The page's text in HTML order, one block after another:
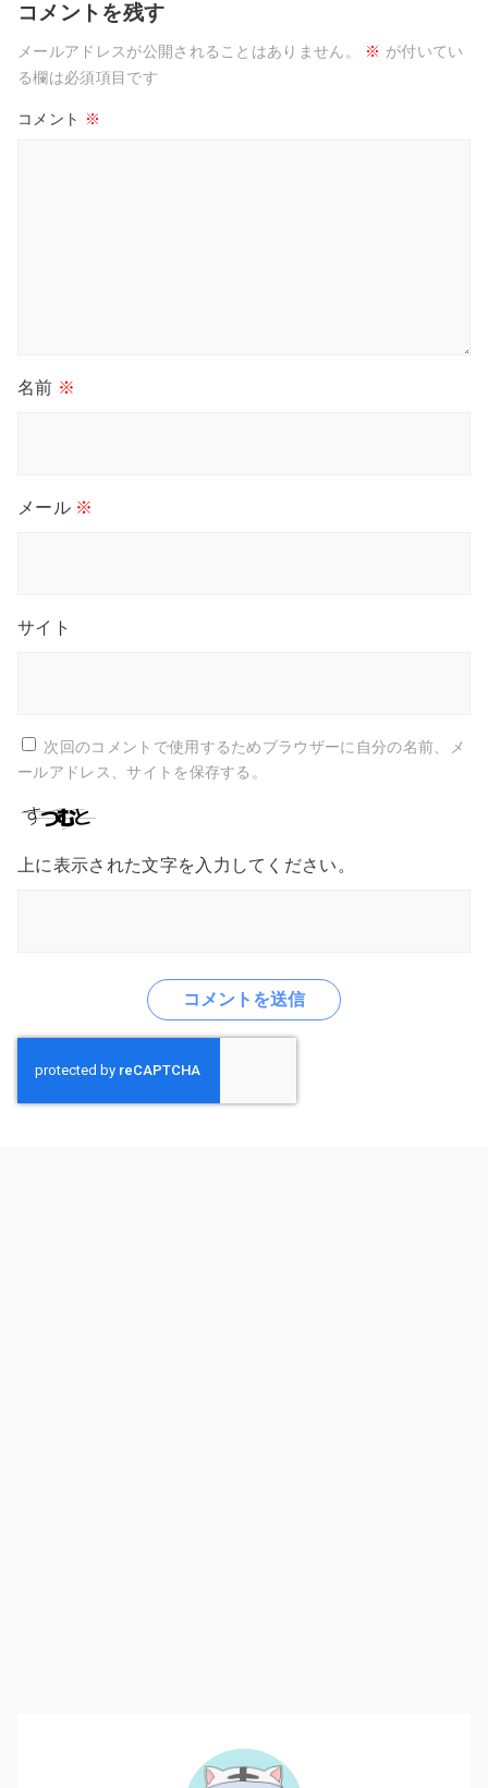
コメントを残す
メールアドレスが公開されることはありません。 ※ が付いてい
る欄は必須項目です
コメント ※
名前 ※
メール ※
サイト
次回のコメントで使用するためブラウザーに自分の名前、メ
ールアドレス、サイトを保存する。
上に表示された文字を入力してください。